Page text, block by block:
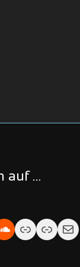
auf …
LinkLink